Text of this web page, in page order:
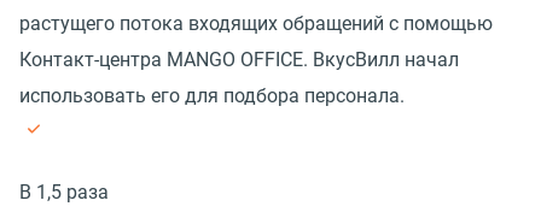
растущего потока входящих обращений с помощью
Контакт-центра MANGO OFFICE. ВкусВилл начал
использовать его для подбора персонала.
В 1,5 раза